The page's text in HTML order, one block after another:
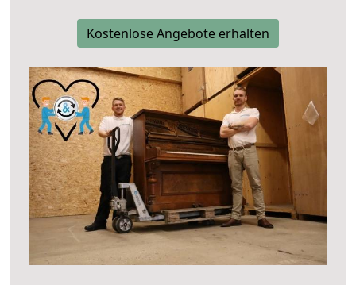
Kostenlose Angebote erhalten